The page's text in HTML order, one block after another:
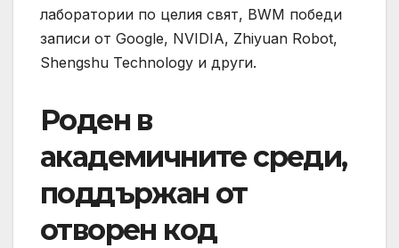
лаборатории по целия свят, BWM победи
записи от Google, NVIDIA, Zhiyuan Robot,
Shengshu Technology и други.
Роден в
академичните среди,
поддържан от
отворен код